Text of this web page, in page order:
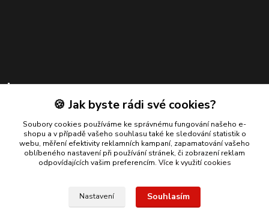
Kontakty
+420 739 924 550
(Po-Pá, 8-17 hod.)
info@bmautodily.cz
🍪 Jak byste rádi své cookies?
Soubory cookies používáme ke správnému fungování našeho e-
shopu a v případě vašeho souhlasu také ke sledování statistik o
webu, měření efektivity reklamních kampaní, zapamatování vašeho
oblíbeného nastavení při používání stránek, či zobrazení reklam
odpovídajících vašim preferencím. Více k využití cookies
Nastavení Souhlasím